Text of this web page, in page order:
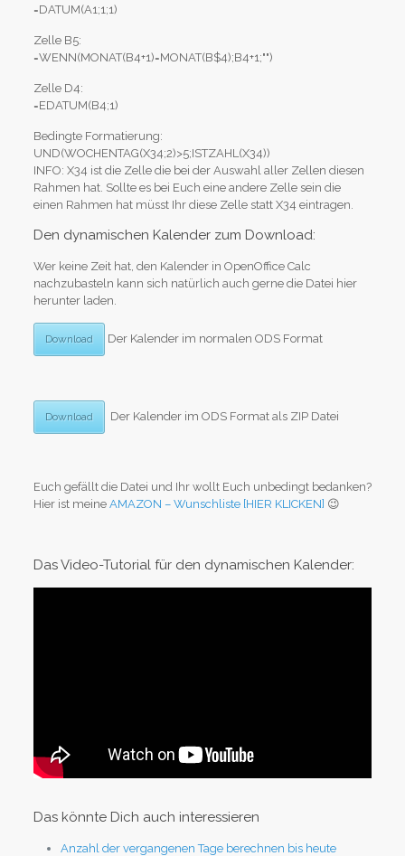
=DATUM(A1;1;1)
Zelle B5:
=WENN(MONAT(B4+1)=MONAT(B$4);B4+1;"")
Zelle D4:
=EDATUM(B4;1)
Bedingte Formatierung:
UND(WOCHENTAG(X34;2)>5;ISTZAHL(X34))
INFO: X34 ist die Zelle die bei der Auswahl aller Zellen diesen
Rahmen hat. Sollte es bei Euch eine andere Zelle sein die
einen Rahmen hat müsst Ihr diese Zelle statt X34 eintragen.
Den dynamischen Kalender zum Download:
Wer keine Zeit hat, den Kalender in OpenOffice Calc
nachzubasteln kann sich natürlich auch gerne die Datei hier
herunter laden.
Download Der Kalender im normalen ODS Format
Download Der Kalender im ODS Format als ZIP Datei
Euch gefällt die Datei und Ihr wollt Euch unbedingt bedanken?
Hier ist meine AMAZON – Wunschliste [HIER KLICKEN] 😉
Das Video-Tutorial für den dynamischen Kalender:
Das könnte Dich auch interessieren
Anzahl der vergangenen Tage berechnen bis heute